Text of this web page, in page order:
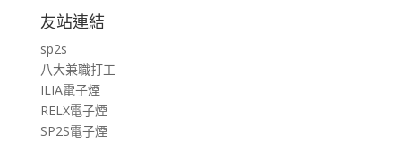
友站連結
sp2s
八大兼職打工
ILIA電子煙
RELX電子煙
SP2S電子煙